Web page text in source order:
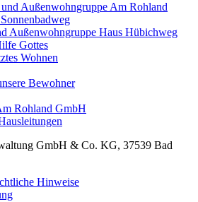
Außenwohngruppe Am Rohland
Außenwohngruppe Haus Hübichweg
Gottes
Wohnen
Bewohner
Rohland GmbH
GmbH & Co. KG, 37539 Bad
Hinweise